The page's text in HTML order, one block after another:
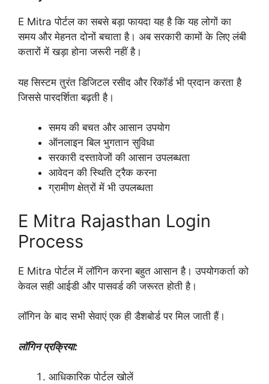
E Mitra पोर्टल का सबसे बड़ा फायदा यह है कि यह लोगों का
समय और मेहनत दोनों बचाता है। अब सरकारी कामों के लिए लंबी
कतारों में खड़ा होना जरूरी नहीं है।
यह सिस्टम तुरंत डिजिटल रसीद और रिकॉर्ड भी प्रदान करता है
जिससे पारदर्शिता बढ़ती है।
समय की बचत और आसान उपयोग
ऑनलाइन बिल भुगतान सुविधा
सरकारी दस्तावेजों की आसान उपलब्धता
आवेदन की स्थिति ट्रैक करना
ग्रामीण क्षेत्रों में भी उपलब्धता
E Mitra Rajasthan Login
Process
E Mitra पोर्टल में लॉगिन करना बहुत आसान है। उपयोगकर्ता को
केवल सही आईडी और पासवर्ड की जरूरत होती है।
लॉगिन के बाद सभी सेवाएं एक ही डैशबोर्ड पर मिल जाती हैं।
लॉगिन प्रक्रिया:
आधिकारिक पोर्टल खोलें